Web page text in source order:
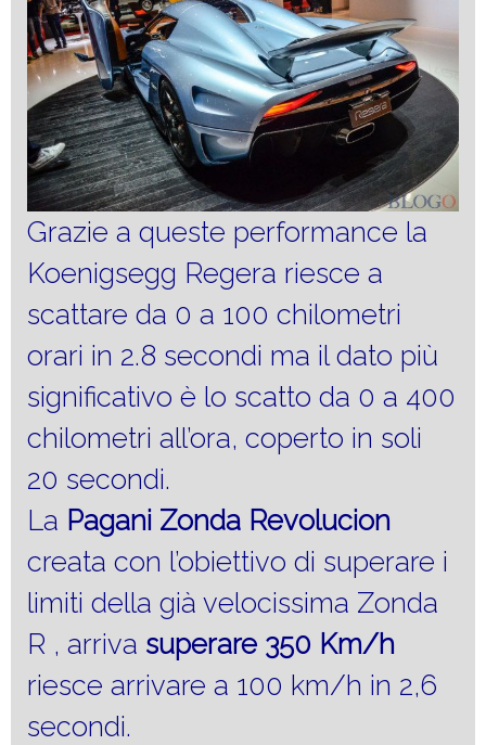
Grazie a queste performance la
Koenigsegg Regera riesce a
scattare da 0 a 100 chilometri
orari in 2.8 secondi ma il dato più
significativo è lo scatto da 0 a 400
chilometri all’ora, coperto in soli
20 secondi.
La Pagani Zonda Revolucion
creata con l’obiettivo di superare i
limiti della già velocissima Zonda
R , arriva superare 350 Km/h
riesce arrivare a 100 km/h in 2,6
secondi.